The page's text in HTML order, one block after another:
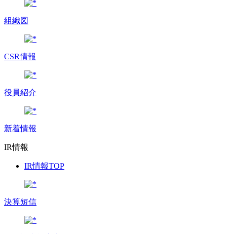
組織図
CSR情報
役員紹介
新着情報
IR情報
IR情報TOP
決算短信